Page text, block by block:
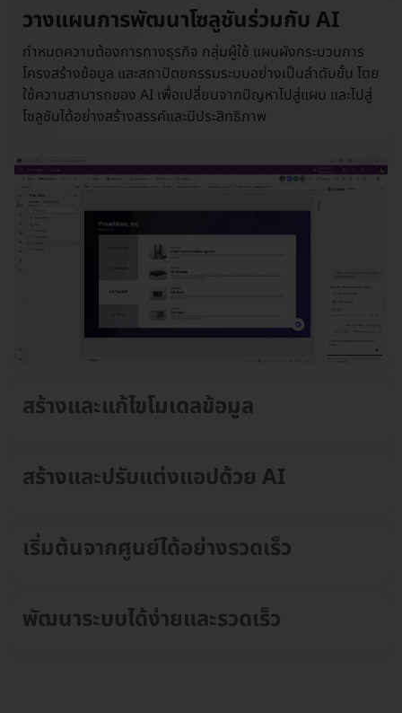
วางแผนการพัฒนาโซลูชันร่วมกับ AI
กำหนดความต้องการทางธุรกิจ กลุ่มผู้ใช้ แผนผังกระบวนการ
โครงสร้างข้อมูล และสถาปัตยกรรมระบบอย่างเป็นลำดับขั้น โดย
ใช้ความสามารถของ AI เพื่อเปลี่ยนจากปัญหาไปสู่แผน และไปสู่
โซลูชันได้อย่างสร้างสรรค์และมีประสิทธิภาพ
สร้างและแก้ไขโมเดลข้อมูล
สร้างและปรับแต่งแอปด้วย AI
เริ่มต้นจากศูนย์ได้อย่างรวดเร็ว
พัฒนาระบบได้ง่ายและรวดเร็ว